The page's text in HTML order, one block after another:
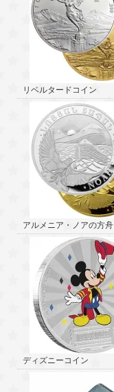
リベルタードコイン
アルメニア・ノアの方舟
ディズニーコイン